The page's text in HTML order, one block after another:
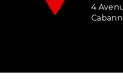
4 Avenue de Verdun, 13440